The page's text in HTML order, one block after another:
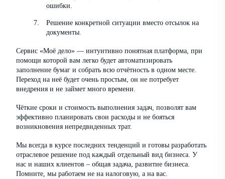
ошибки.
Решение конкретной ситуации вместо отсылок на
документы.
Сервис «Моё дело» — интуитивно понятная платформа, при
помощи которой вам легко будет автоматизировать
заполнение бумаг и собрать всю отчётность в одном месте.
Переход на неё будет очень простым, он не потребует
внедрения и не займет много времени.
Чёткие сроки и стоимость выполнения задач, позволят вам
эффективно планировать свои расходы и не бояться
возникновения непредвиденных трат.
Мы всегда в курсе последних тенденций и готовы разработать
отраслевое решение под каждый отдельный вид бизнеса. У
нас и наших клиентов – общая задача, развитие бизнеса.
Помните, мы работаем не на налоговую, а на вас.